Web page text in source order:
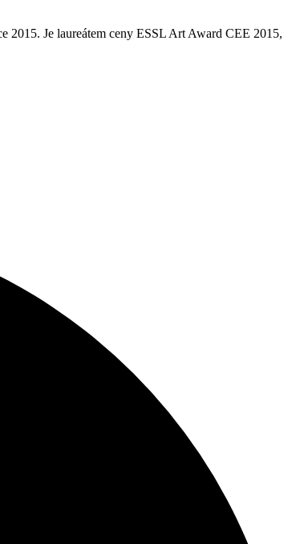
2015. Je laureátem ceny ESSL Art Award CEE 2015,